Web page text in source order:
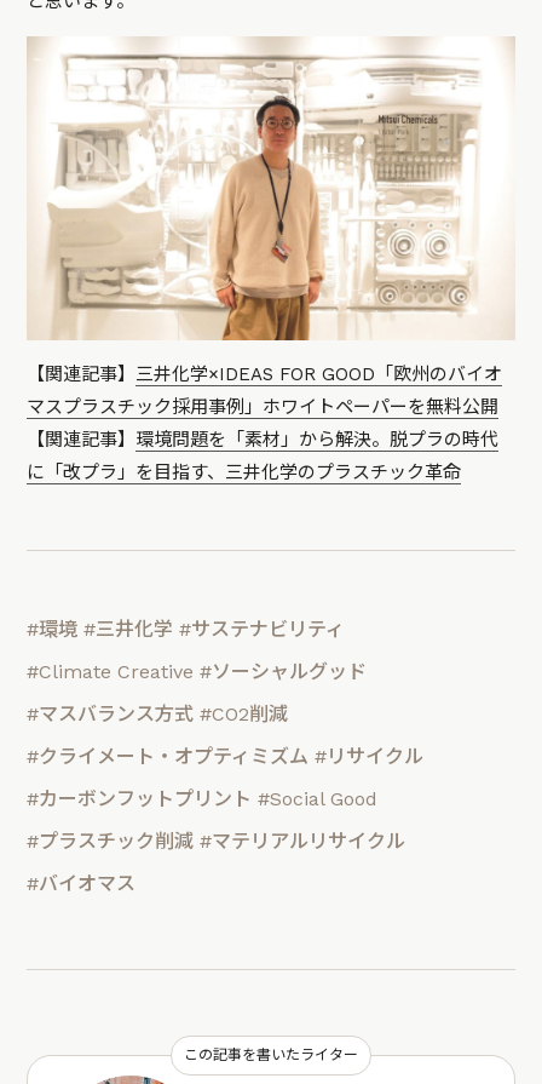
【関連記事】 三井化学×IDEAS FOR GOOD「欧州のバイオ
マスプラスチック採用事例」ホワイトペーパーを無料公開
【関連記事】 環境問題を「素材」から解決。脱プラの時代
に「改プラ」を目指す、三井化学のプラスチック革命
#環境 #三井化学 #サステナビリティ
#Climate Creative #ソーシャルグッド
#マスバランス方式 #CO2削減
#クライメート・オプティミズム #リサイクル
#カーボンフットプリント #Social Good
#プラスチック削減 #マテリアルリサイクル
#バイオマス
この記事を書いたライター